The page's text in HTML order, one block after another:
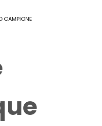
CAMPIONE